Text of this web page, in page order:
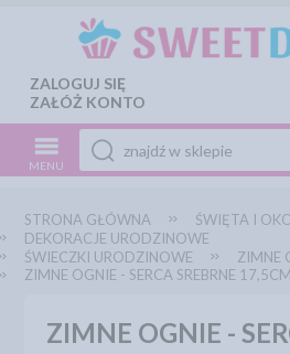
ZALOGUJ SIĘ
ZAŁÓŻ KONTO
MENU
STRONA GŁÓWNA
ŚWIĘTA I
DEKORACJE URODZINOWE
ŚWIECZKI URODZINOWE
ZIMNE
ZIMNE OGNIE - SERCA SREBRNE
ZIMNE OGNIE -